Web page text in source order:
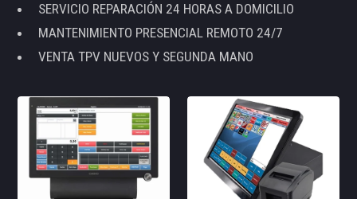
SERVICIO REPARACIÓN 24 HORAS A DOMICILIO
MANTENIMIENTO PRESENCIAL REMOTO 24/7
VENTA TPV NUEVOS Y SEGUNDA MANO